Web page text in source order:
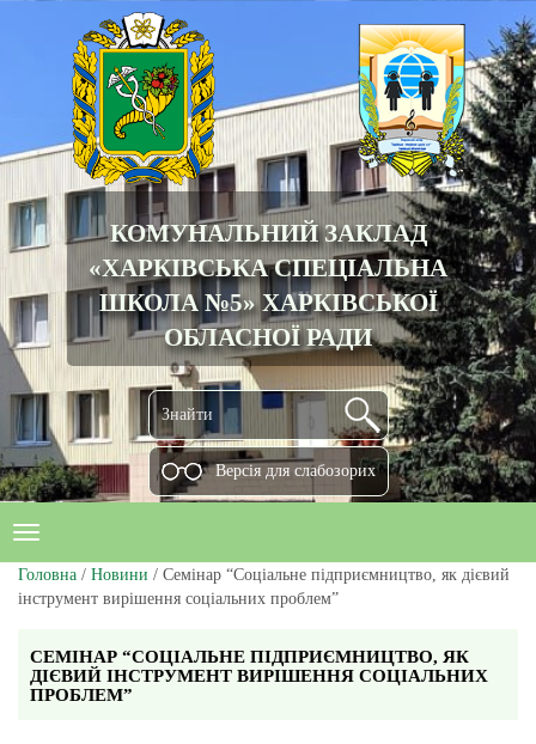
КОМУНАЛЬНИЙ ЗАКЛАД
«ХАРКІВСЬКА СПЕЦІАЛЬНА
ШКОЛА №5» ХАРКІВСЬКОЇ
ОБЛАСНОЇ РАДИ
Версiя для слабозорих
Головна / Новини / Семінар “Соціальне підприємництво, як дієвий
інструмент вирішення соціальних проблем”
СЕМІНАР “СОЦІАЛЬНЕ ПІДПРИЄМНИЦТВО, ЯК
ДІЄВИЙ ІНСТРУМЕНТ ВИРІШЕННЯ СОЦІАЛЬНИХ
ПРОБЛЕМ”